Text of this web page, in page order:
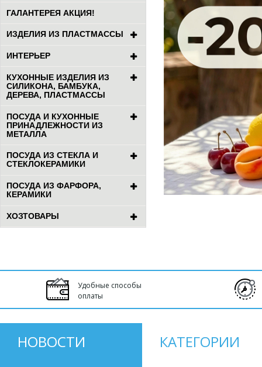
ГАЛАНТЕРЕЯ АКЦИЯ!
ИЗДЕЛИЯ ИЗ ПЛАСТМАССЫ
ИНТЕРЬЕР
КУХОННЫЕ ИЗДЕЛИЯ ИЗ
СИЛИКОНА, БАМБУКА,
ДЕРЕВА, ПЛАСТМАССЫ
ПОСУДА И КУХОННЫЕ
ПРИНАДЛЕЖНОСТИ ИЗ
МЕТАЛЛА
ПОСУДА ИЗ СТЕКЛА И
СТЕКЛОКЕРАМИКИ
ПОСУДА ИЗ ФАРФОРА,
КЕРАМИКИ
ХОЗТОВАРЫ
Удобные способы
оплаты
НОВОСТИ КАТЕГОРИИ